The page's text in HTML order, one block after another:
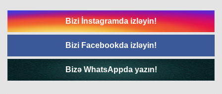
Bizi İnstagramda izləyin!
Bizi Facebookda izləyin!
Bizə WhatsAppda yazın!